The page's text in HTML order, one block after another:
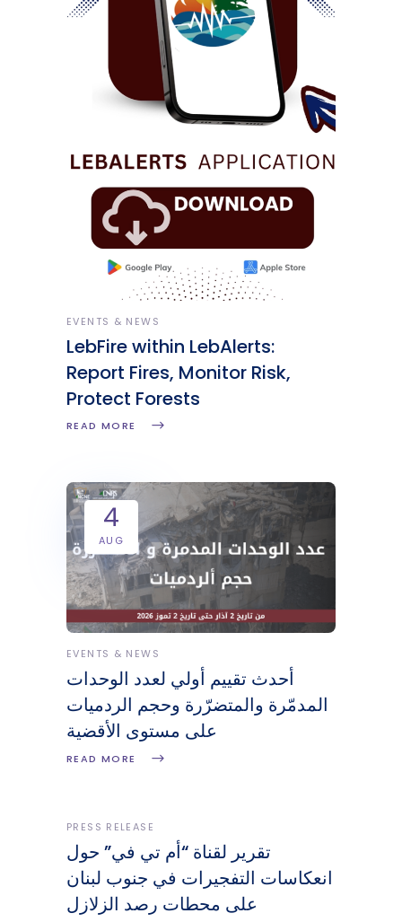
EVENTS & NEWS
LebFire within LebAlerts:
Report Fires, Monitor Risk,
Protect Forests
READ MORE
4
AUG
EVENTS & NEWS
أحدث تقييم أولي لعدد الوحدات
المدمّرة والمتضرّرة وحجم الردميات
على مستوى الأقضية
READ MORE
PRESS RELEASE
تقرير لقناة “أم تي في” حول
انعكاسات التفجيرات في جنوب لبنان
على محطات رصد الزلازل